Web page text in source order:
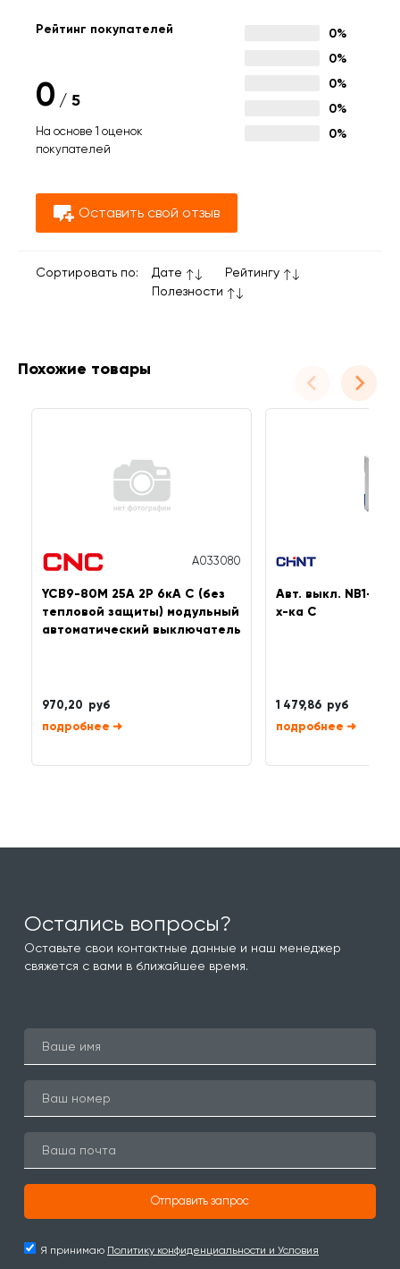
Рейтинг покупателей
0 / 5
На основе 1 оценок
покупателей
0%
0%
0%
0%
0%
Оставить свой отзыв
Сортировать по: Дате
Рейтингу
Полезности
Похожие товары
A033080
YCB9-80M 25A 2P 6кА C (без
тепловой защиты) модульный
автоматический выключатель
970,20 руб
➜
Авт. выкл. NB1-63
х-ка C
1 479,86 руб
➜
Остались вопросы?
Оставьте свои контактные данные и наш менеджер
свяжется с вами в ближайшее время.
Отправить запрос
Я принимаю Политику конфиденциальности и Условия